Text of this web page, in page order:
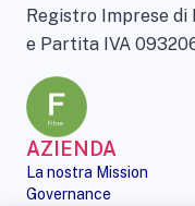
Registro Imprese di
e Partita IVA
AZIENDA
La nostra Mission
Governance